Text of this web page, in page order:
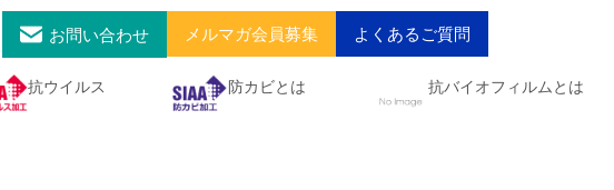
お問い合わせ メルマガ会員募集 よくあるご質問
抗ウイルス 防カビとは 抗バイオフィルムとは